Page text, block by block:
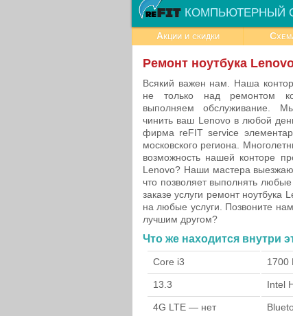
КОМПЬЮТЕРНЫЙ
Акции и скидки
Ремонт ноутбука
Всякий важен нам. Наша
не только над ремонтом
выполняем обслуживание.
чинить ваш Lenovo в любой
фирма reFIT service
московского региона.
возможность нашей конторе
Lenovo? Наши мастера
что позволяет выполнять
заказе услуги ремонт ноутбука
на любые услуги. Позвоните
лучшим другом?
Что же находится внутри
Core i3 1700
13.3 Intel
4G LTE — нет